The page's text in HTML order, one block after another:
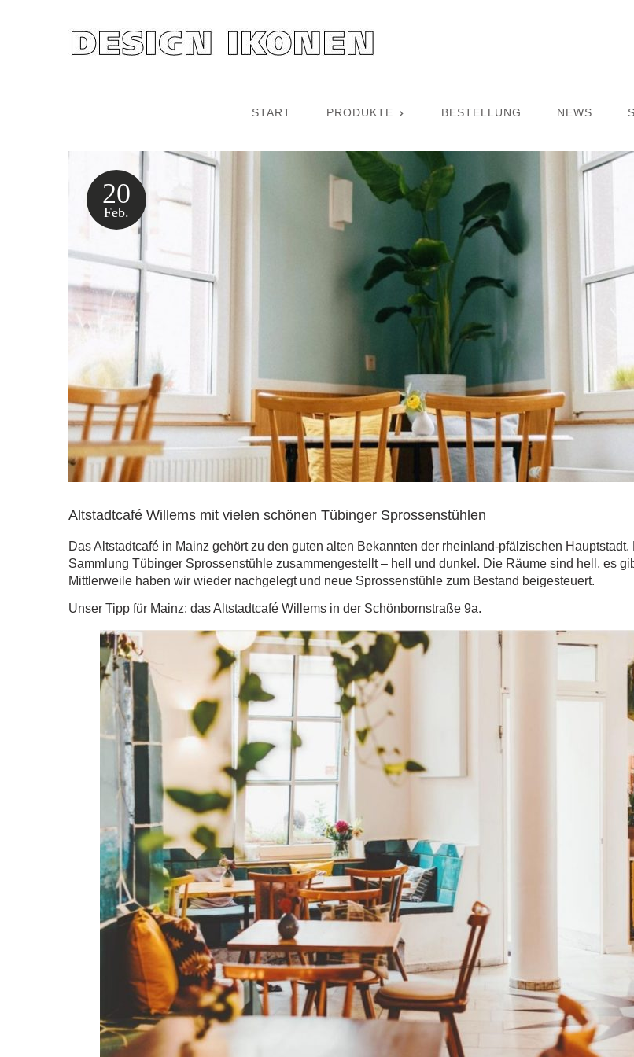
START PRODUKTE BESTELLUNG NEWS
20
Feb.
Altstadtcafé Willems mit vielen schönen Tübinger Sprossenstühlen
Das Altstadtcafé in Mainz gehört zu den guten alten Bekannten der rheinland-pfälzischen
Sammlung Tübinger Sprossenstühle zusammengestellt – hell und dunkel. Die Räume sind hell, es
Mittlerweile haben wir wieder nachgelegt und neue Sprossenstühle zum Bestand beigesteuert.
Unser Tipp für Mainz: das Altstadtcafé Willems in der Schönbornstraße 9a.